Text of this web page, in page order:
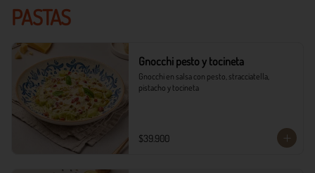
PASTAS
Gnocchi pesto y tocineta
Gnocchi en salsa con pesto, stracciatella,
pistacho y tocineta
$39.900